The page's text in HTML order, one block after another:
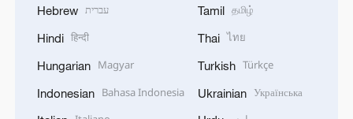
Hebrew עברית
Hindi हिन्दी
Hungarian Magyar
Indonesian Bahasa Indonesia
Tamil தமிழ்
Thai ไทย
Turkish Türkçe
Ukrainian Українська